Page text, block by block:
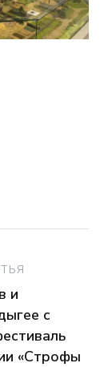
и
с
«Строфы